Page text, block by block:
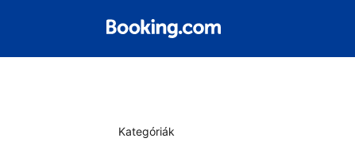
Kategóriák